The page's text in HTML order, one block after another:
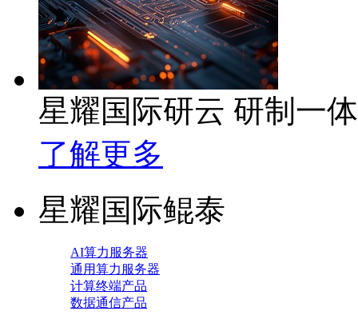
星耀国际研云 研制一
了解更多
星耀国际鲲泰
AI算力服务器
通用算力服务器
计算终端产品
数据通信产品